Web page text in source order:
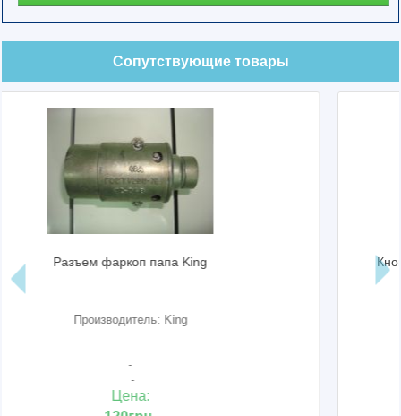
Сопутствующие товары
Кнопка вкл. света ваз 2123-2110-15;